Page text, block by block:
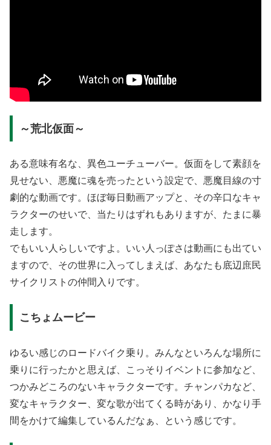
～荒北仮面～
ある意味有名な、異色ユーチューバー。仮面をして素顔を
見せない、悪魔に魂を売ったという設定で、悪魔目線の寸
劇的な動画です。ほぼ毎日動画アップと、その辛口なキャ
ラクターのせいで、当たりはずれもありますが、たまに暴
走します。
でもいい人らしいですよ。いい人っぽさは動画にも出てい
ますので、その世界に入ってしまえば、あなたも底辺庶民
サイクリストの仲間入りです。
こちょムービー
ゆるい感じのロードバイク乗り。みんなといろんな場所に
乗りに行ったかと思えば、こっそりイベントに参加など、
つかみどころのないキャラクターです。チャンパカなど、
変なキャラクター、変な歌が出てくる時があり、かなり手
間をかけて編集しているんだなぁ、という感じです。